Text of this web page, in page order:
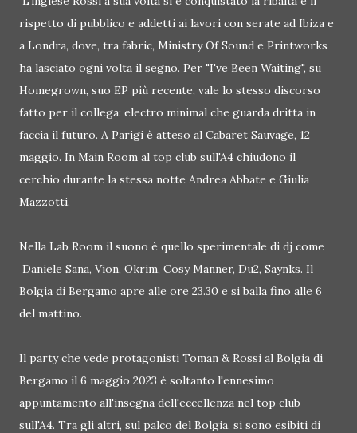
rispetto di pubblico e addetti ai lavori con serate ad Ibiza e
a Londra, dove, tra fabric, Ministry Of Sound e Printworks
ha lasciato ogni volta il segno. Per "I've Been Waiting", su
Homegrown, suo EP più recente, vale lo stesso discorso
fatto per il collega: electro minimal che guarda dritta in
faccia il futuro. A Parigi è atteso al Cabaret Sauvage, 12
maggio. In Main Room al top club sull'A4 chiudono il
cerchio durante la stessa notte Andrea Abbate e Giulia
Mazzotti.
Nella Lab Room il suono è quello sperimentale di dj come
Daniele Sana, Vion, Okrim, Cosy Manner, Du2, Saynks. Il
Bolgia di Bergamo apre alle ore 23.30 e si balla fino alle 6
del mattino.
Il party che vede protagonisti Toman & Rossi al Bolgia di
Bergamo il 6 maggio 2023 è soltanto l'ennesimo
appuntamento all'insegna dell'eccellenza nel top club
sull'A4. Tra gli altri, sul palco del Bolgia, si sono esibiti di